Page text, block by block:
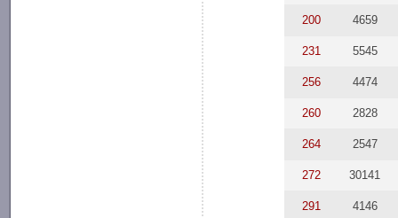
200 4659
231 5545
256 4474
260 2828
264 2547
272 30141
291 4146